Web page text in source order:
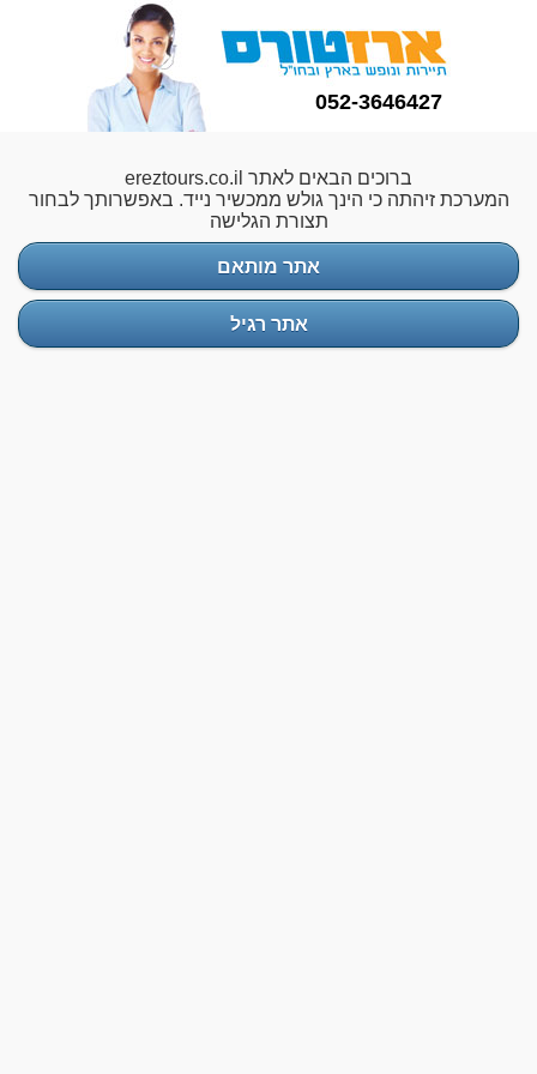
052-3646427
ברוכים הבאים לאתר ereztours.co.il
המערכת זיהתה כי הינך גולש ממכשיר נייד. באפשרותך לבחור
תצורת הגלישה
אתר מותאם
אתר רגיל